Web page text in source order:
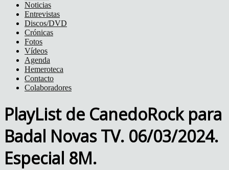
Noticias
Entrevistas
Discos/DVD
Crónicas
Fotos
Vídeos
Agenda
Hemeroteca
Contacto
Colaboradores
PlayList de CanedoRock para
Badal Novas TV. 06/03/2024.
Especial 8M.